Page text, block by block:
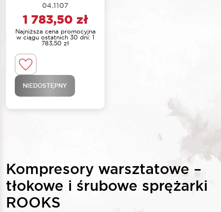
04.1107
1 783,50 zł
Najniższa cena promocyjna
w ciągu ostatnich 30 dni: 1
783,50 zł
NIEDOSTĘPNY
Kompresory warsztatowe –
tłokowe i śrubowe sprężarki
ROOKS